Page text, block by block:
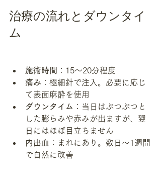
治療の流れとダウンタイ
ム
施術時間 ：15〜20分程度
痛み ：極細針で注入。必要に応じ
て表面麻酔を使用
ダウンタイム ：当日はぷつぷつと
した膨らみや赤みが出ますが、翌
日にはほぼ目立ちません
内出血 ：まれにあり。数日〜1週間
で自然に改善